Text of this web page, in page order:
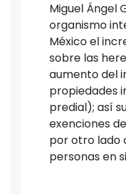
Miguel Ángel
organismo
México el
sobre las
aumento del
propiedades
predial); así
exenciones
por otro lado
personas en